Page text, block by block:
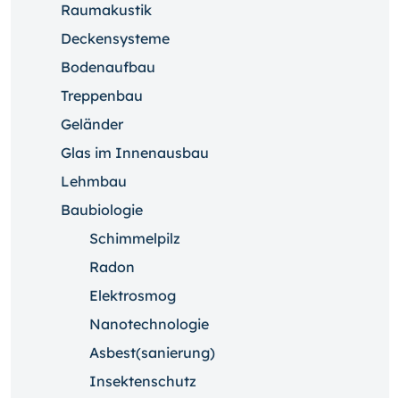
Raumakustik
Deckensysteme
Bodenaufbau
Treppenbau
Geländer
Glas im Innenausbau
Lehmbau
Baubiologie
Schimmelpilz
Radon
Elektrosmog
Nanotechnologie
Asbest(sanierung)
Insektenschutz